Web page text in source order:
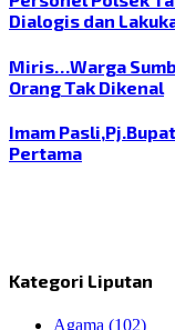
Dialogis dan
Miris…Warga
Orang Tak Dikenal
Imam
Pertama
Kategori Liputan
Agama (102)